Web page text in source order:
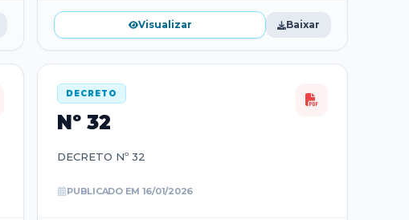
Visualizar Baixar
DECRETO
Nº32
DECRETO Nº 32
PUBLICADO EM 16/01/2026